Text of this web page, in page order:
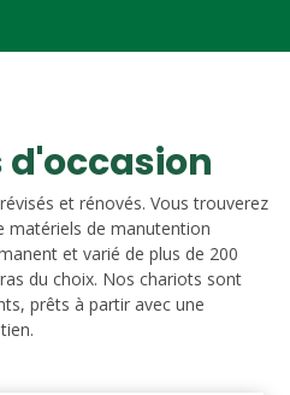
d'occasion
et rénovés. Vous trouverez
matériels de manutention
et varié de plus de 200
du choix. Nos chariots sont
prêts à partir avec une